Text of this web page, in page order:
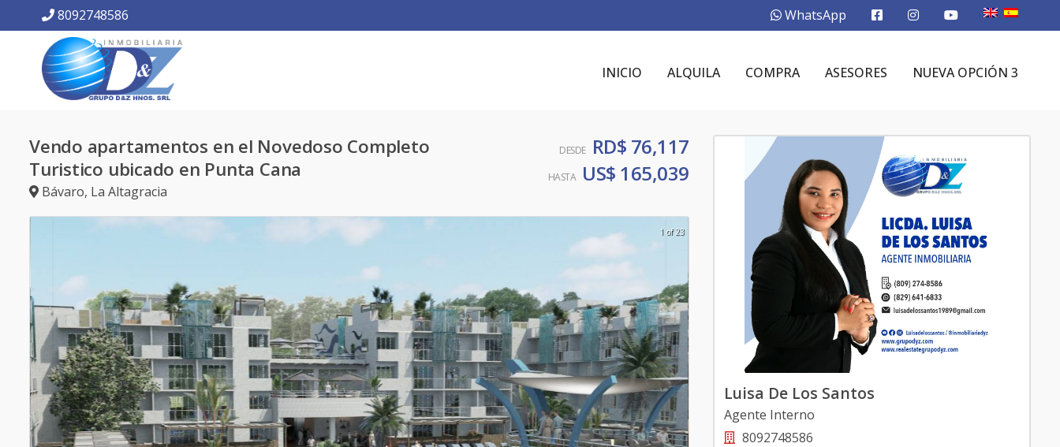
8092748586 WhatsApp
INICIO ALQUILA COMPRA ASESORES NUEVA OPCIÓN 3
Vendo apartamentos en el Novedoso Completo
Turistico ubicado en Punta Cana
Bávaro, La Altagracia
DESDE RD$ 76,117
HASTA US$ 165,039
1 of 23
Luisa De Los Santos
Agente Interno
8092748586